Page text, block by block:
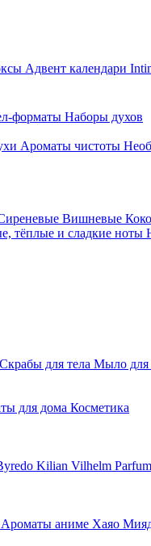
Адвент календари
форматы Наборы духов
Ароматы чистоты
Вишневые
тёплые и сладкие ноты
Скрабы для тела Мыло для
для дома Косметика
Kilian Vilhelm
Ароматы аниме Хаяо